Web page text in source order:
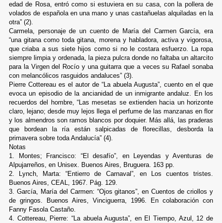
edad de Rosa, entró como si estuviera en su casa, con la pollera de
volados de española en una mano y unas castañuelas alquiladas en la
otra” (2).
Carmela, personaje de un cuento de María del Carmen García, era
“una gitana como toda gitana, morena y habladora, activa y vigorosa,
que criaba a sus siete hijos como si no le costara esfuerzo. La ropa
siempre limpia y ordenada, la pieza pulcra donde no faltaba un altarcito
para la Virgen del Rocío y una guitarra que a veces su Rafael sonaba
con melancólicos rasguidos andaluces” (3).
Pierre Cottereau es el autor de “La abuela Augusta”, cuento en el que
evoca un episodio de la ancianidad de un inmigrante andaluz. En los
recuerdos del hombre, “Las mesetas se extienden hacia un horizonte
claro, lejano; desde muy lejos llega el perfume de las manzanas en flor
y los almendros son ramos blancos por doquier. Más allá, las praderas
que bordean la ría están salpicadas de florecillas, desborda la
primavera sobre toda Andalucía” (4).
Notas
1. Montes; Francisco: “El desafío”, en Leyendas y Aventuras de
Alpujarreños, en Unisex. Buenos Aires, Bruguera. 163 pp.
2. Lynch, Marta: “Entierro de Carnaval”, en Los cuentos tristes.
Buenos Aires, CEAL, 1967. Pág. 129.
3. García, María del Carmen: “Ojos gitanos”, en Cuentos de criollos y
de gringos. Buenos Aires, Vinciguerra, 1996. En colaboración con
Fanny Fasola Castaño.
4. Cottereau, Pierre: “La abuela Augusta”, en El Tiempo, Azul, 12 de